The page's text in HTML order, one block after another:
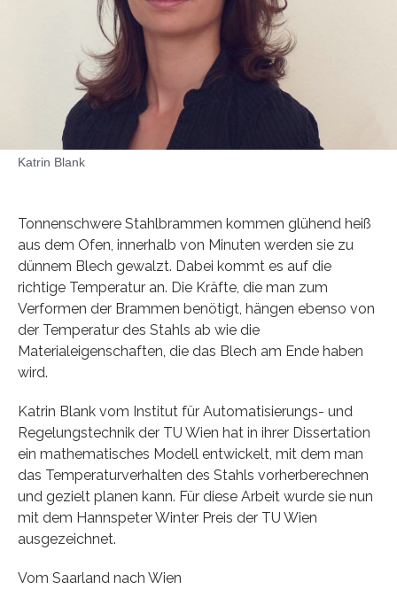
Katrin Blank
Tonnenschwere Stahlbrammen kommen glühend heiß
aus dem Ofen, innerhalb von Minuten werden sie zu
dünnem Blech gewalzt. Dabei kommt es auf die
richtige Temperatur an. Die Kräfte, die man zum
Verformen der Brammen benötigt, hängen ebenso von
der Temperatur des Stahls ab wie die
Materialeigenschaften, die das Blech am Ende haben
wird.
Katrin Blank vom Institut für Automatisierungs- und
Regelungstechnik der TU Wien hat in ihrer Dissertation
ein mathematisches Modell entwickelt, mit dem man
das Temperaturverhalten des Stahls vorherberechnen
und gezielt planen kann. Für diese Arbeit wurde sie nun
mit dem Hannspeter Winter Preis der TU Wien
ausgezeichnet.
Vom Saarland nach Wien